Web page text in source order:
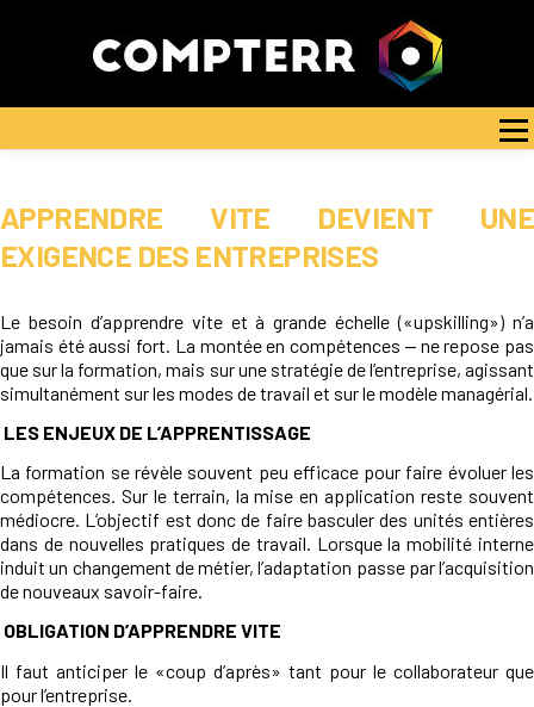
Menu
INDICATEURS QUALITÉ
APPRENDRE VITE DEVIENT UNE
EXIGENCE DES ENTREPRISES
Le besoin d’apprendre vite et à grande échelle («upskilling») n’a
jamais été aussi fort. La montée en compétences ‒ ne repose pas
que sur la formation, mais sur une stratégie de l’entreprise, agissant
simultanément sur les modes de travail et sur le modèle managérial.
LES ENJEUX DE L’APPRENTISSAGE
La formation se révèle souvent peu efficace pour faire évoluer les
compétences. Sur le terrain, la mise en application reste souvent
médiocre. L’objectif est donc de faire basculer des unités entières
dans de nouvelles pratiques de travail. Lorsque la mobilité interne
induit un changement de métier, l’adaptation passe par l’acquisition
de nouveaux savoir-faire.
OBLIGATION D’APPRENDRE VITE
Il faut anticiper le «coup d’après» tant pour le collaborateur que
pour l’entreprise.